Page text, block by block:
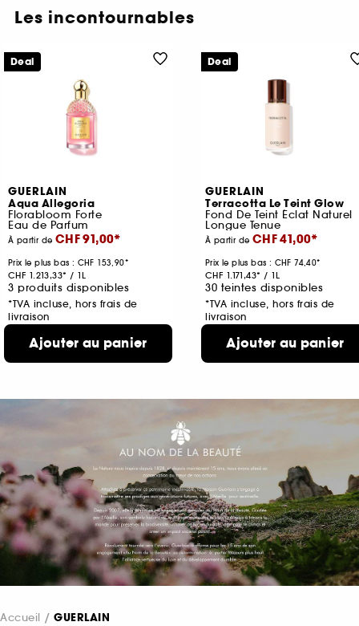
Les incontournables
GUERLAIN
Aqua Allegoria
Florabloom Forte
Eau de Parfum
À partir de CHF 91,00
Prix le plus bas : CHF 153,90
CHF 1.213,33 / 1L
3 produits disponibles
*TVA incluse, hors frais de
livraison
Ajouter au panier
Deal
GUERLAIN
Terracotta Le Teint Glow
Fond De Teint Éclat Naturel
Longue Tenue
À partir de CHF 41,00
Prix le plus bas : CHF 74,40
CHF 1.171,43 / 1L
30 teintes disponibles
*TVA incluse, hors frais de
livraison
Ajouter au panier
Deal
Accueil GUERLAIN